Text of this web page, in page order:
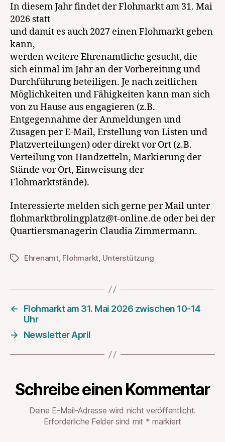
In diesem Jahr findet der Flohmarkt am 31. Mai
2026 statt
und damit es auch 2027 einen Flohmarkt geben
kann,
werden weitere Ehrenamtliche gesucht, die
sich einmal im Jahr an der Vorbereitung und
Durchführung beteiligen. Je nach zeitlichen
Möglichkeiten und Fähigkeiten kann man sich
von zu Hause aus engagieren (z.B.
Entgegennahme der Anmeldungen und
Zusagen per E-Mail, Erstellung von Listen und
Platzverteilungen) oder direkt vor Ort (z.B.
Verteilung von Handzetteln, Markierung der
Stände vor Ort, Einweisung der
Flohmarktstände).
Interessierte melden sich gerne per Mail unter
flohmarktbrolingplatz@t-online.de oder bei der
Quartiersmanagerin Claudia Zimmermann.
Schlagwörter
Ehrenamt, Flohmarkt, Unterstützung
←
Flohmarkt am 31. Mai 2026 zwischen 10-14
Uhr
→
Newsletter April
Schreibe einen Kommentar
Deine E-Mail-Adresse wird nicht veröffentlicht.
Erforderliche Felder sind mit * markiert